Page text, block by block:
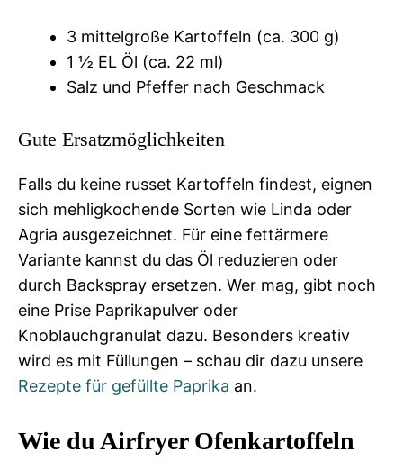
3 mittelgroße Kartoffeln (ca. 300 g)
1 ½ EL Öl (ca. 22 ml)
Salz und Pfeffer nach Geschmack
Gute Ersatzmöglichkeiten
Falls du keine russet Kartoffeln findest, eignen
sich mehligkochende Sorten wie Linda oder
Agria ausgezeichnet. Für eine fettärmere
Variante kannst du das Öl reduzieren oder
durch Backspray ersetzen. Wer mag, gibt noch
eine Prise Paprikapulver oder
Knoblauchgranulat dazu. Besonders kreativ
wird es mit Füllungen – schau dir dazu unsere
Rezepte für gefüllte Paprika an.
Wie du Airfryer Ofenkartoffeln